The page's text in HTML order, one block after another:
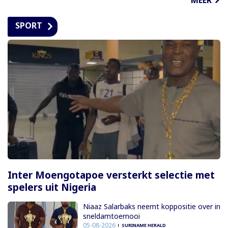
SPORT
Inter Moengotapoe versterkt selectie met
spelers uit Nigeria
Niaaz Salarbaks neemt koppositie over in
sneldamtoernooi
05-08-2026 SURINAME HERALD